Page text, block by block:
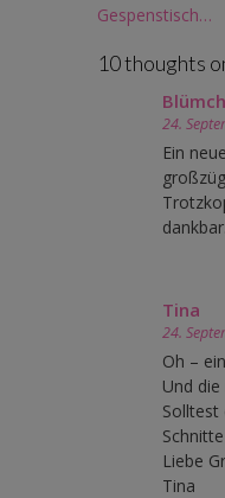
Post
Gespenstisch…
10 thoughts
24.
Ein
Tina
24.
Oh –
Und
Solltest
Liebe
Tina